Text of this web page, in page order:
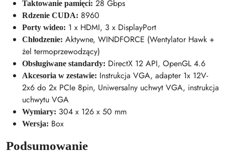
Taktowanie pamięci: 28 Gbps
Rdzenie CUDA: 8960
Porty wideo: 1 x HDMI, 3 x DisplayPort
Chłodzenie: Aktywne, WINDFORCE (Wentylator Hawk +
żel termoprzewodzący)
Obsługiwane standardy: DirectX 12 API, OpenGL 4.6
Akcesoria w zestawie: Instrukcja VGA, adapter 1x 12V-
2x6 do 2x PCIe 8pin, Uniwersalny uchwyt VGA, instrukcja
uchwytu VGA
Wymiary: 304 x 126 x 50 mm
Wersja: Box
Podsumowanie